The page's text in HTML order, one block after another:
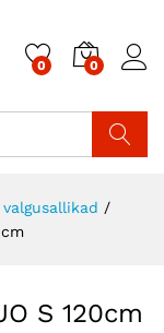
0 0
valgusallikad /
S 120cm